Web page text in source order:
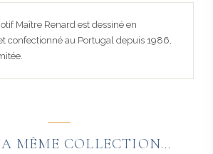
Maître Renard est dessiné en
confectionné au Portugal depuis 1986,
MÊME COLLECTION...